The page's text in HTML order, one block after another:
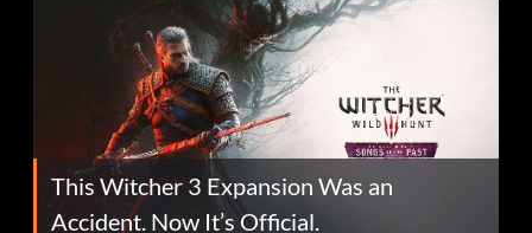
This Witcher 3 Expansion Was an
Accident. Now It’s Official.